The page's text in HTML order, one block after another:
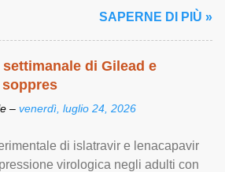
SAPERNE DI PIÙ »
settimanale di Gilead e
soppres
– venerdì, luglio 24, 2026
di islatravir e lenacapavir
virologica negli adulti con